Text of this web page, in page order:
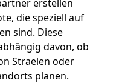
erstellen
die speziell auf
sind. Diese
davon, ob
Straelen oder
planen.